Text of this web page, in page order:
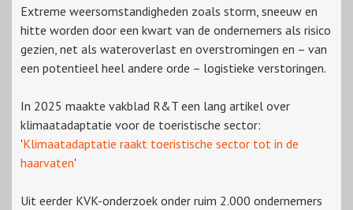
Extreme weersomstandigheden zoals storm, sneeuw en
hitte worden door een kwart van de ondernemers als risico
gezien, net als wateroverlast en overstromingen en – van
een potentieel heel andere orde – logistieke verstoringen.
In 2025 maakte vakblad R&T een lang artikel over
klimaatadaptatie voor de toeristische sector:
'Klimaatadaptatie raakt toeristische sector tot in de
haarvaten'
Uit eerder KVK-onderzoek onder ruim 2.000 ondernemers